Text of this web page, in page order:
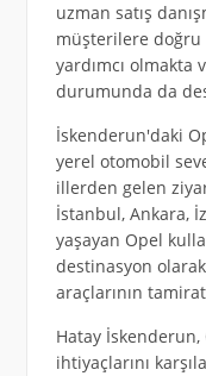
uzman satış
müşterilere doğru
yardımcı olmakta
durumunda da
İskenderun'daki
yerel otomobil
illerden gelen
İstanbul, Ankara,
yaşayan Opel
destinasyon
araçlarının
Hatay
ihtiyaçlarını